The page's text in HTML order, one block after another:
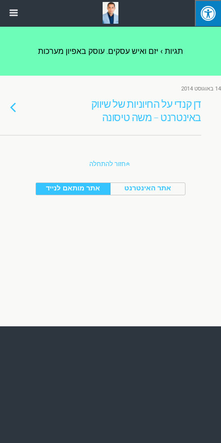
תגיות › יזם ואיש עסקים. עוסק באפיון מערכות
14 באוגוסט 2014
דן קנדי על החיוניות של שיווק
באינטרנט – משה טיסונה
חזור להתחלה
אתר מותאם לנייד אתר האינטרנט